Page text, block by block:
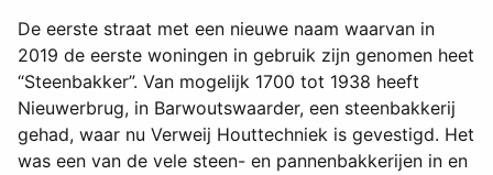
De eerste straat met een nieuwe naam waarvan in
2019 de eerste woningen in gebruik zijn genomen heet
“Steenbakker”. Van mogelijk 1700 tot 1938 heeft
Nieuwerbrug, in Barwoutswaarder, een steenbakkerij
gehad, waar nu Verweij Houttechniek is gevestigd. Het
was een van de vele steen- en pannenbakkerijen in en